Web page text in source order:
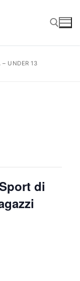
– UNDER 13
di